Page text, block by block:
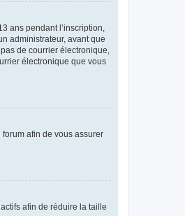
ans pendant l’inscription,
administrateur, avant que
de courrier électronique,
électronique que vous
afin de vous assurer
afin de réduire la taille